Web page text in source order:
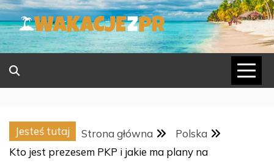
Skip
to
content
Jesteś tutaj Strona główna
Polska
Kto jest prezesem PKP i jakie ma plany na